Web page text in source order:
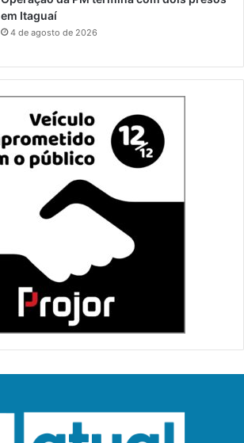
em Itaguaí
4 de agosto de 2026